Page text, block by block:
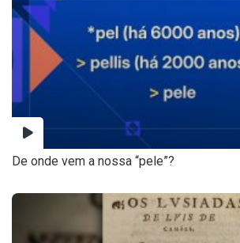
De onde vem a nossa “pele”?